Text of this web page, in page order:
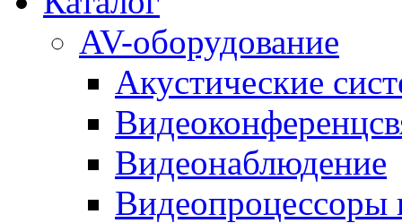
AV-оборудование
Акустические
Видеонаблюдение
Видеопроцессоры